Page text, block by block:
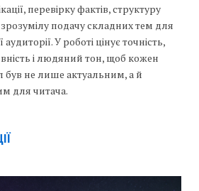
перевірку фактів, структуру
зрозумілу подачу складних тем для
У роботі цінує точність,
і людяний тон, щоб кожен
був не лише актуальним, а й
для читача.